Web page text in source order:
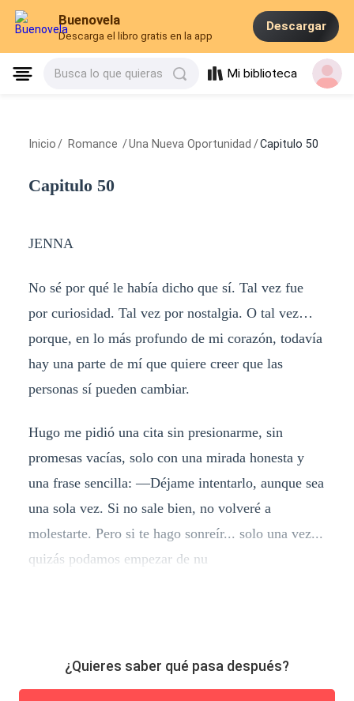
Buenovela
Descarga el libro gratis en la app
Descargar
Busca lo que quieras Mi biblioteca
Inicio / Romance /Una Nueva Oportunidad /Capitulo 50
Capitulo 50
JENNA
No sé por qué le había dicho que sí. Tal vez fue
por curiosidad. Tal vez por nostalgia. O tal vez…
porque, en lo más profundo de mi corazón, todavía
hay una parte de mí que quiere creer que las
personas sí pueden cambiar.
Hugo me pidió una cita sin presionarme, sin
promesas vacías, solo con una mirada honesta y
una frase sencilla: —Déjame intentarlo, aunque sea
una sola vez. Si no sale bien, no volveré a
molestarte. Pero si te hago sonreír... solo una vez...
quizás podamos empezar de nu
¿Quieres saber qué pasa después?